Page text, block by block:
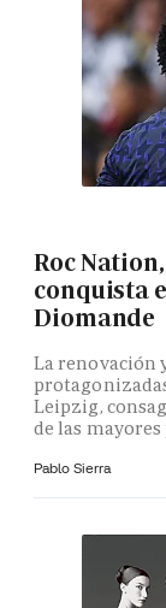
Roc
conquista
Diomande
La renovación
Leipzig,
de las
Pablo Sierra